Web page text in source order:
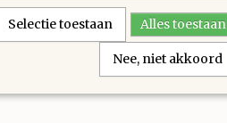
Selectie toestaan Alles toestaan
Nee, niet akkoord